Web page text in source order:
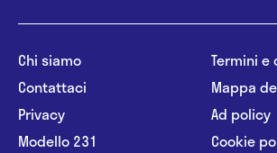
Chi siamo
Contattaci
Privacy
Modello 231
Termini e
Mappa
Ad policy
Cookie